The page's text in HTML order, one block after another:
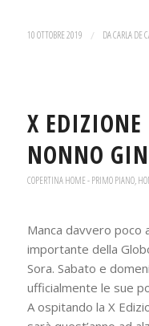
10 OTTOBRE 2019 / DACARLA DE
X
NONNO
COPERTINA HOME - PRIMO PIANO,
Manca davvero poco
importante della
Sora. Sabato e
ufficialmente le sue
A ospitando la X